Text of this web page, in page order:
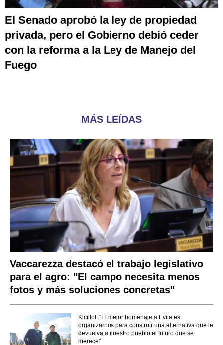
El Senado aprobó la ley de propiedad
privada, pero el Gobierno debió ceder
con la reforma a la Ley de Manejo del
Fuego
MÁS LEÍDAS
Vaccarezza destacó el trabajo legislativo
para el agro: "El campo necesita menos
fotos y más soluciones concretas"
Kicillof: "El mejor homenaje a Evita es
organizarnos para construir una alternativa que le
devuelva a nuestro pueblo el futuro que se
merece"